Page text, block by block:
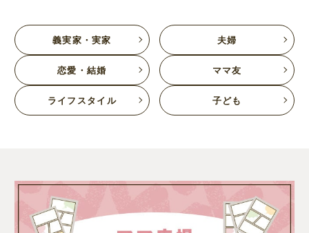
義実家・実家 夫婦
恋愛・結婚 ママ友
ライフスタイル 子ども